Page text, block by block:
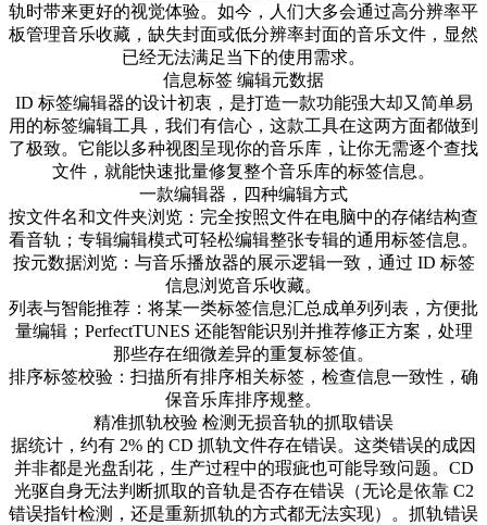
轨时带来更好的视觉体验。如今，人们大多会通过高分辨率平
板管理音乐收藏，缺失封面或低分辨率封面的音乐文件，显然
已经无法满足当下的使用需求。
信息标签 编辑元数据
ID 标签编辑器的设计初衷，是打造一款功能强大却又简单易
用的标签编辑工具，我们有信心，这款工具在这两方面都做到
了极致。它能以多种视图呈现你的音乐库，让你无需逐个查找
文件，就能快速批量修复整个音乐库的标签信息。
一款编辑器，四种编辑方式
按文件名和文件夹浏览：完全按照文件在电脑中的存储结构查
看音轨；专辑编辑模式可轻松编辑整张专辑的通用标签信息。
按元数据浏览：与音乐播放器的展示逻辑一致，通过 ID 标签
信息浏览音乐收藏。
列表与智能推荐：将某一类标签信息汇总成单列列表，方便批
量编辑；PerfectTUNES 还能智能识别并推荐修正方案，处理
那些存在细微差异的重复标签值。
排序标签校验：扫描所有排序相关标签，检查信息一致性，确
保音乐库排序规整。
精准抓轨校验 检测无损音轨的抓取错误
据统计，约有 2% 的 CD 抓轨文件存在错误。这类错误的成因
并非都是光盘刮花，生产过程中的瑕疵也可能导致问题。CD
光驱自身无法判断抓取的音轨是否存在错误（无论是依靠 C2
错误指针检测，还是重新抓轨的方式都无法实现）。抓轨错误